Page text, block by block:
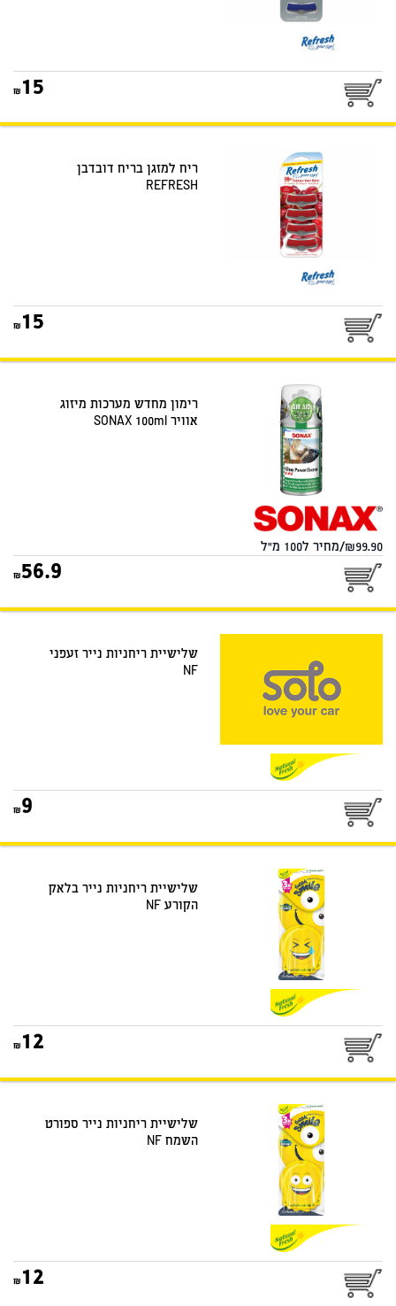
15
ריח למזגן בריח דובדבן
REFRESH
15
רימון מחדש מערכות מיזוג
אוויר SONAX 100ml
99.90/מחיר ל100 מ"ל
56.9
שלישיית ריחניות נייר זעפני
NF
9
שלישיית ריחניות נייר בלאק
הקורע NF
12
שלישיית ריחניות נייר ספורט
השמח NF
12